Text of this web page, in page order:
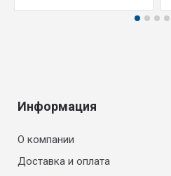
Информация
О компании
Доставка и оплата